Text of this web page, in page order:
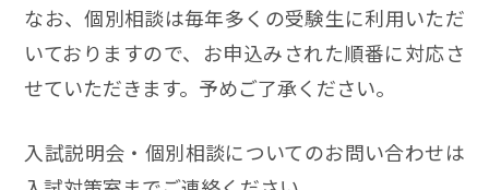
なお、個別相談は毎年多くの受験生に利用いただ
いておりますので、お申込みされた順番に対応さ
せていただきます。予めご了承ください。
入試説明会・個別相談についてのお問い合わせは